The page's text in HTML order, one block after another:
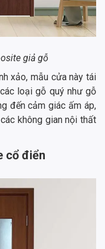
giả gỗ
xảo, mẫu cửa này tái
loại gỗ quý như gỗ
đến cảm giác ấm áp,
không gian nội thất
cổ điển